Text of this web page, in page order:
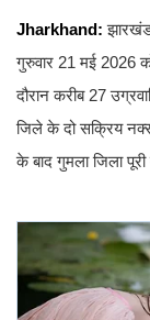
Jharkhand:
गुरुवार 21 मई 2026
दौरान करीब 27
जिले के दो सक्रिय
के बाद गुमला जिला